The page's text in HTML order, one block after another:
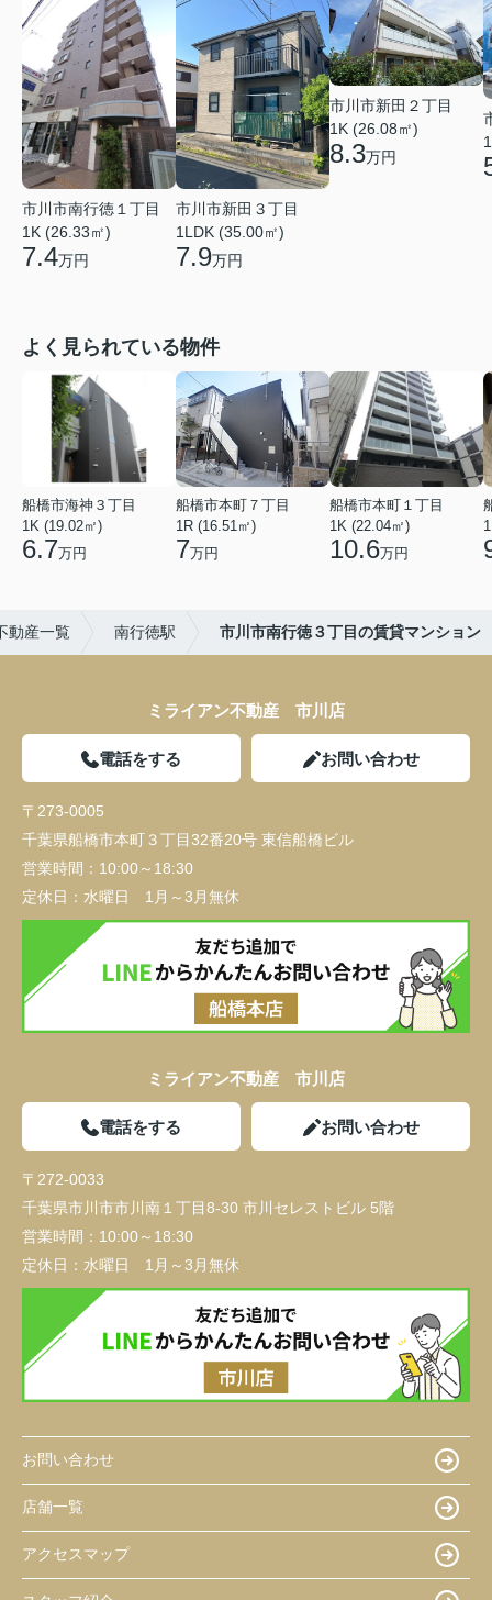
市川市南行徳１丁目
1K (26.33㎡)
7.4万円
市川市新田３丁目
1LDK (35.00㎡)
7.9万円
市川市新田２丁目
1K (26.08㎡)
8.3万円
よく見られている物件
船橋市海神３丁目
1K (19.02㎡)
6.7万円
船橋市本町７丁目
1R (16.51㎡)
7万円
船橋市本町１丁目
1K (22.04㎡)
10.6万円
動産一覧 南行徳駅 市川市南行徳３丁目の賃貸マンション
ミライアン不動産 市川店
電話をする お問い合わせ
〒273-0005
千葉県船橋市本町３丁目32番20号 東信船橋ビル
営業時間： 10:00～18:30
定休日： 水曜日 1月～3月無休
ミライアン不動産 市川店
電話をする お問い合わせ
〒272-0033
千葉県市川市市川南１丁目8-30 市川セレストビル 5階
営業時間： 10:00～18:30
定休日： 水曜日 1月～3月無休
お問い合わせ
店舗一覧
アクセスマップ